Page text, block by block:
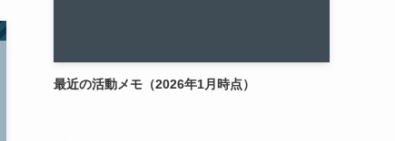
最近の活動メモ（2026年1月時点）